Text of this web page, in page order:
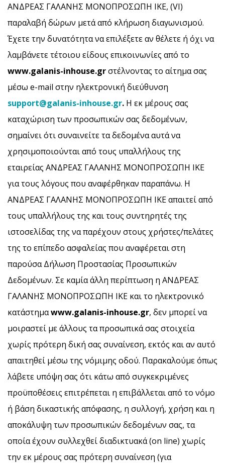
ΑΝΔΡΕΑΣ ΓΑΛΑΝΗΣ ΜΟΝΟΠΡΟΣΩΠΗ ΙΚΕ, (VI)
παραλαβή δώρων μετά από κλήρωση διαγωνισμού.
Έχετε την δυνατότητα να επιλέξετε αν θέλετε ή όχι να
λαμβάνετε τέτοιου είδους επικοινωνίες από το
www.galanis-inhouse.grστέλνοντας το αίτημα σας
μέσω e-mail στην ηλεκτρονική διεύθυνση
support@galanis-inhouse.gr. Η εκ μέρους σας
καταχώριση των προσωπικών σας δεδομένων,
σημαίνει ότι συναινείτε τα δεδομένα αυτά να
χρησιμοποιούνται από τους υπαλλήλους της
εταιρείας ΑΝΔΡΕΑΣ ΓΑΛΑΝΗΣ ΜΟΝΟΠΡΟΣΩΠΗ ΙΚΕ
για τους λόγους που αναφέρθηκαν παραπάνω. Η
ΑΝΔΡΕΑΣ ΓΑΛΑΝΗΣ ΜΟΝΟΠΡΟΣΩΠΗ ΙΚΕ απαιτεί από
τους υπαλλήλους της και τους συντηρητές της
ιστοσελίδας της να παρέχουν στους χρήστες/πελάτες
της το επίπεδο ασφαλείας που αναφέρεται στη
παρούσα Δήλωση Προστασίας Προσωπικών
Δεδομένων. Σε καμία άλλη περίπτωση η ΑΝΔΡΕΑΣ
ΓΑΛΑΝΗΣ ΜΟΝΟΠΡΟΣΩΠΗ ΙΚΕ και το ηλεκτρονικό
κατάστημαwww.galanis-inhouse.gr, δεν μπορεί να
μοιραστεί με άλλους τα προσωπικά σας στοιχεία
χωρίς πρότερη δική σας συναίνεση, εκτός και αν αυτό
απαιτηθεί μέσω της νόμιμης οδού. Παρακαλούμε όπως
λάβετε υπόψη σας ότι κάτω από συγκεκριμένες
προϋποθέσεις επιτρέπεται η επιβάλλεται από το νόμο
ή βάση δικαστικής απόφασης, η συλλογή, χρήση και η
αποκάλυψη των προσωπικών δεδομένων σας, τα
οποία έχουν συλλεχθεί διαδικτυακά (on line) χωρίς
την εκ μέρους σας πρότερη συναίνεση (για